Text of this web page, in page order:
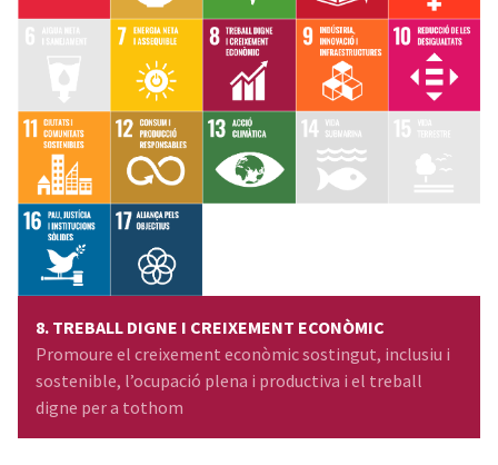
8. TREBALL DIGNE I CREIXEMENT ECONÒMIC
Promoure el creixement econòmic sostingut, inclusiu i
sostenible, l’ocupació plena i productiva i el treball
digne per a tothom